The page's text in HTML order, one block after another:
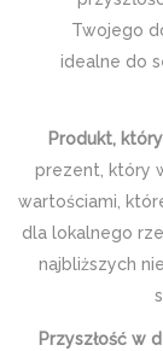
Twojego
idealne do
Produkt,
prezent, który
wartościami,
dla lokalnego
najbliższych
Przyszłość w